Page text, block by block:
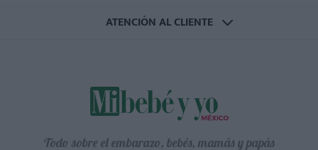
ATENCIÓN AL CLIENTE
Todo sobre el embarazo, bebés, mamás y papás